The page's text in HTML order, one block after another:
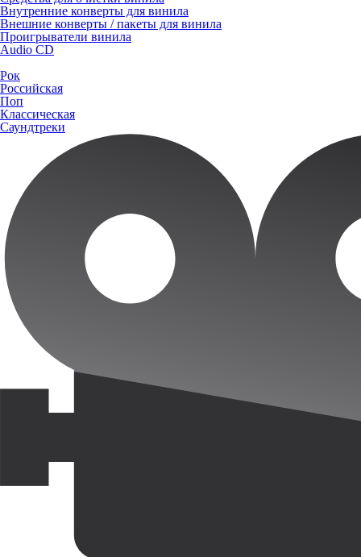
Внутренние конверты для винила
Внешние конверты / пакеты для винила
Проигрыватели винила
Audio CD
Рок
Российская
Поп
Классическая
Саундтреки